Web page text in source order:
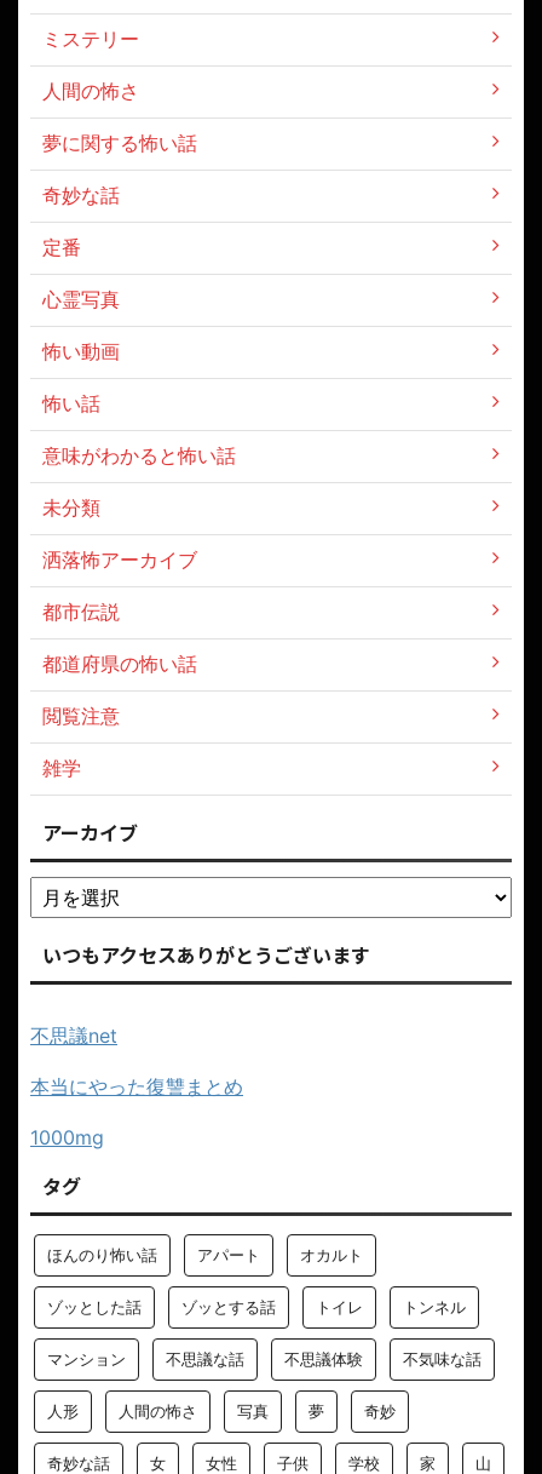
ミステリー
人間の怖さ
夢に関する怖い話
奇妙な話
定番
心霊写真
怖い動画
怖い話
意味がわかると怖い話
未分類
洒落怖アーカイブ
都市伝説
都道府県の怖い話
閲覧注意
雑学
アーカイブ
いつもアクセスありがとうございます
不思議net
本当にやった復讐まとめ
1000mg
タグ
ほんのり怖い話 アパート オカルト
ゾッとした話 ゾッとする話 トイレ トンネル
マンション 不思議な話 不思議体験 不気味な話
人形 人間の怖さ 写真 夢 奇妙
奇妙な話 女 女性 子供 学校 家 山